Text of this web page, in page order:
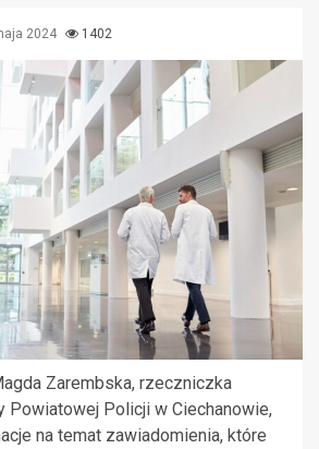
2024 1402
Zarembska, rzeczniczka
Powiatowej Policji w Ciechanowie,
na temat zawiadomienia, które